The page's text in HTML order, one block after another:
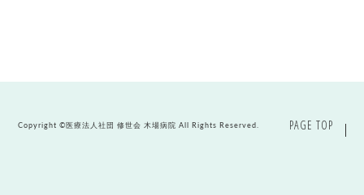
PAGE TOP
Copyright © 医療法人社団 修世会 木場病院 All Rights Reserved.